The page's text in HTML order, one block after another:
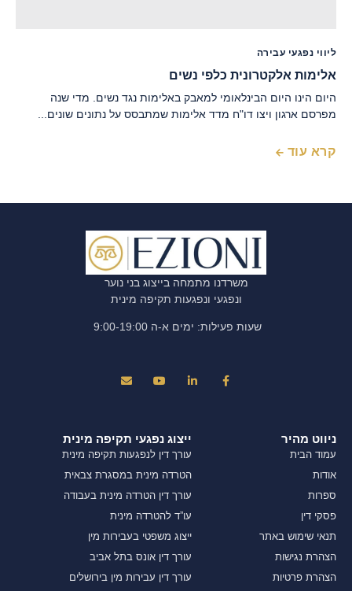
ליווי נפגעי עבירה
אלימות אלקטרונית כלפי נשים
היום הינו היום הבינלאומי למאבק באלימות נגד נשים. מדי שנה
מפרסם ארגון ויצו דו"ח מדד אלימות שמתבסס על נתונים שונים...
קרא עוד
משרדנו מתמחה בייצוג בני נוער
ונפגעי ונפגעות תקיפה מינית
שעות פעילות: ימים א-ה 9:00-19:00
ניווט מהיר
עמוד הבית
אודות
ספרות
פסקי דין
תנאי שימוש באתר
הצהרת נגישות
הצהרת פרטיות
ייצוג נפגעי תקיפה מינית
עורך דין לנפגעות תקיפה מינית
הטרדה מינית במסגרת צבאית
עורך דין הטרדה מינית בעבודה
עו”ד להטרדה מינית
ייצוג משפטי בעבירות מין
עורך דין אונס בתל אביב
עורך דין עבירות מין בירושלים